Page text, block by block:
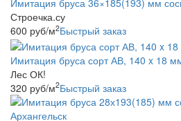
Имитация бруса 36×185(193) мм
Строечка.су
600 руб/м2Быстрый заказ
Имитация бруса сорт АВ, 140 x 18
Лес ОК!
320 руб/м2Быстрый заказ